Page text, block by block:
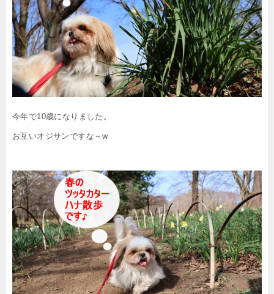
今年で10歳になりました。
お互いオジサンですな～w